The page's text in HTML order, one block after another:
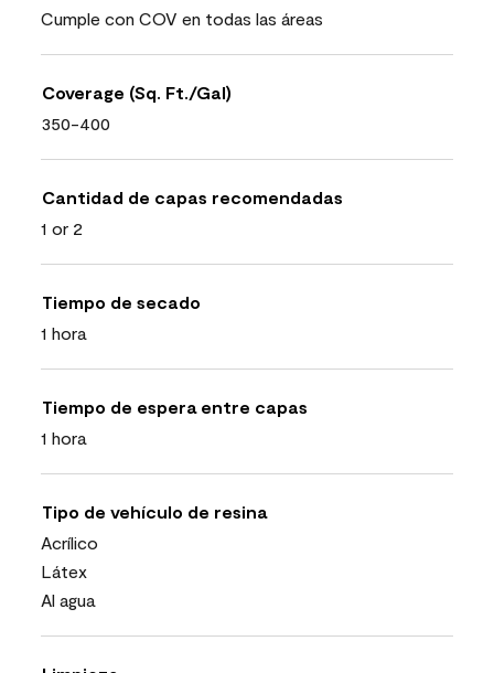
Cumple con COV en todas las áreas
Coverage (Sq. Ft./Gal)
350-400
Cantidad de capas recomendadas
1 or 2
Tiempo de secado
1 hora
Tiempo de espera entre capas
1 hora
Tipo de vehículo de resina
Acrílico
Látex
Al agua